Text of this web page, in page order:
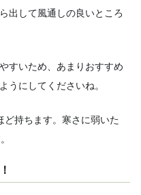
出して風通しの良いところ
すいため、あまりおすすめ
うにしてくださいね。
持ちます。寒さに弱いた